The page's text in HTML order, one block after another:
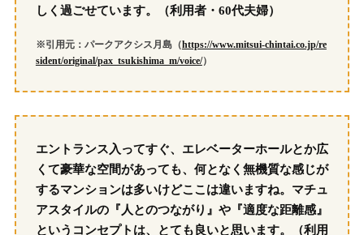
しく過ごせています。（利用者・60代夫婦）
※引用元：パークアクシス月島（https://www.mitsui-chintai.co.jp/re
sident/original/pax_tsukishima_m/voice/）
エントランス入ってすぐ、エレベーターホールとか広
くて豪華な空間があっても、何となく無機質な感じが
するマンションは多いけどここは違いますね。マチュ
アスタイルの『人とのつながり』や『適度な距離感』
というコンセプトは、とても良いと思います。（利用